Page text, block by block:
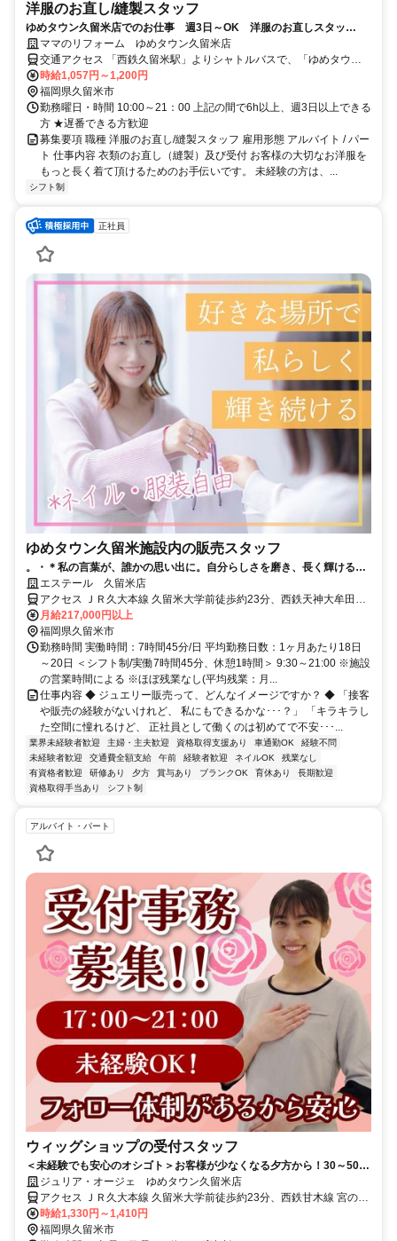
洋服のお直し/縫製スタッフ
ゆめタウン久留米店でのお仕事 週3日～OK 洋服のお直しスタッ
フ！ 遅番出来る方歓迎します♪
ママのリフォーム ゆめタウン久留米店
交通アクセス 「西鉄久留米駅」よりシャトルバスで、「ゆめタウン
久留米バス停」下車すぐ
時給1,057円～1,200円
福岡県久留米市
勤務曜日・時間 10:00～21：00 上記の間で6h以上、週3日以上できる
方 ★遅番できる方歓迎
募集要項 職種 洋服のお直し/縫製スタッフ 雇用形態 アルバイト / パー
ト 仕事内容 衣類のお直し（縫製）及び受付 お客様の大切なお洋服を
もっと長く着て頂けるためのお手伝いです。 未経験の方は、...
シフト制
正社員
ゆめタウン久留米施設内の販売スタッフ
。・＊私の言葉が、誰かの思い出に。自分らしさを磨き、長く輝ける場
所＊・。／事務からのキャリアチェンジなど販売未経験の先輩多数／20
代・30代・40代の女性が活躍中／ほぼ残業なし／月10日休み／車通勤
OK／ネイル・服装自由
エステール 久留米店
アクセス ＪＲ久大本線 久留米大学前徒歩約23分、西鉄天神大牟田線
宮の陣徒歩約24分、西鉄甘木線 宮の陣徒歩約24分 西鉄バス・ゆめタ
ウン停 前
月給217,000円以上
福岡県久留米市
勤務時間 実働時間：7時間45分/日 平均勤務日数：1ヶ月あたり18日
～20日 ＜シフト制/実働7時間45分、休憩1時間＞ 9:30～21:00 ※施設
の営業時間による ※ほぼ残業なし(平均残業：月...
仕事内容 ◆ ジュエリー販売って、どんなイメージですか？ ◆ 「接客
や販売の経験がないけれど、 私にもできるかな･･･？」 「キラキラし
た空間に憧れるけど、 正社員として働くのは初めてで不安･･･...
業界未経験者歓迎 主婦・主夫歓迎 資格取得支援あり 車通勤OK
経験不問
未経験者歓迎
交通費全額支給 午前 経験者歓迎 ネイルOK
残業なし
有資格者歓迎
研修あり 夕方 賞与あり ブランクOK 育休あり
長期歓迎
資格取得手当あり
シフト制
アルバイト・パート
ウィッグショップの受付スタッフ
＜未経験でも安心のオシゴト＞お客様が少なくなる夕方から！30～50代
女性活躍中の落ち着いた環境です！
ジュリア・オージェ ゆめタウン久留米店
アクセス ＪＲ久大本線 久留米大学前徒歩約23分、西鉄甘木線 宮の陣
徒歩約24分、西鉄天神大牟田線 宮の陣徒歩約24分 電車・バスでのア
クセス:「西鉄久留米」駅より西鉄バス「ゆめタウン久留米」行き乗
時給1,330円～1,410円
福岡県久留米市